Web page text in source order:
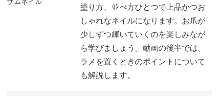
フレンチラインのほんの少しの差で、完成した時の表情が
がらっと変わります。
ポイントを押さえて、たくさん活用してみてください！
塗り方、並べ方ひとつで上品かつお
しゃれなネイルになります。お爪が
少しずつ輝いていくのを楽しみなが
ら学びましょう。動画の後半では、
ラメを置くときのポイントについて
も解説します。